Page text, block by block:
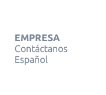
EMPRESA
Contáctanos
Español